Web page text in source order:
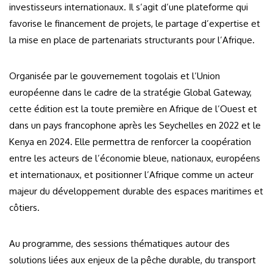
investisseurs internationaux. Il s’agit d’une plateforme qui
favorise le financement de projets, le partage d’expertise et
la mise en place de partenariats structurants pour l’Afrique.
Organisée par le gouvernement togolais et l’Union
européenne dans le cadre de la stratégie Global Gateway,
cette édition est la toute première en Afrique de l’Ouest et
dans un pays francophone après les Seychelles en 2022 et le
Kenya en 2024. Elle permettra de renforcer la coopération
entre les acteurs de l’économie bleue, nationaux, européens
et internationaux, et positionner l’Afrique comme un acteur
majeur du développement durable des espaces maritimes et
côtiers.
Au programme, des sessions thématiques autour des
solutions liées aux enjeux de la pêche durable, du transport